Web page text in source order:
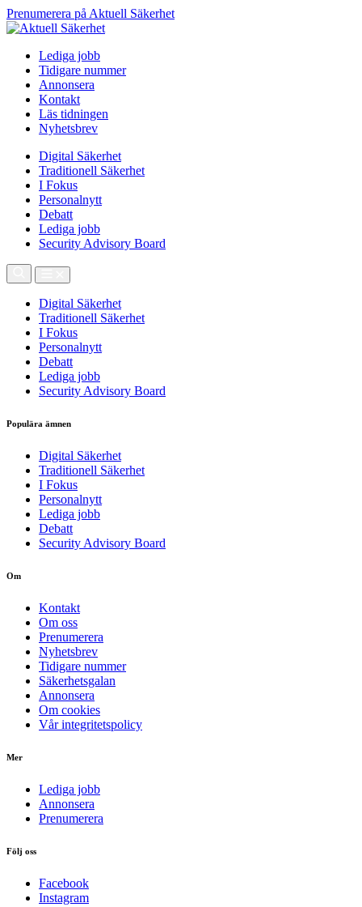
Prenumerera på Aktuell Säkerhet
Lediga jobb
Tidigare nummer
Annonsera
Kontakt
Läs tidningen
Nyhetsbrev
Digital Säkerhet
Traditionell Säkerhet
I Fokus
Personalnytt
Debatt
Lediga jobb
Security Advisory Board
Digital Säkerhet
Traditionell Säkerhet
I Fokus
Personalnytt
Debatt
Lediga jobb
Security Advisory Board
Populära ämnen
Digital Säkerhet
Traditionell Säkerhet
I Fokus
Personalnytt
Lediga jobb
Debatt
Security Advisory Board
Om
Kontakt
Om oss
Prenumerera
Nyhetsbrev
Tidigare nummer
Säkerhetsgalan
Annonsera
Om cookies
Vår integritetspolicy
Mer
Lediga jobb
Annonsera
Prenumerera
Följ oss
Facebook
Instagram